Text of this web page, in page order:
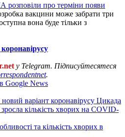
розповіли про терміни появи
вакцини може забрати три
вона буде тільки з
у Telegram. Підписуйтесятеся
.
Google News
варіант коронавірусу Цикада
кількість хворих на COVID-
та кількість хворих в